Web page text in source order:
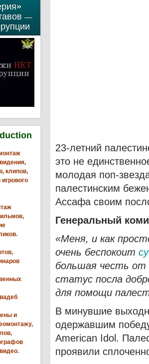
—
клипов,
и
23-летний
это не
молодая поп-
палестинским
Ассафа своим
Генеральный
«Меня, и как
очень беспокоит
большая честь от
статус посла
для помощи
В минувшие
одержавшим
American Idol.
проявили